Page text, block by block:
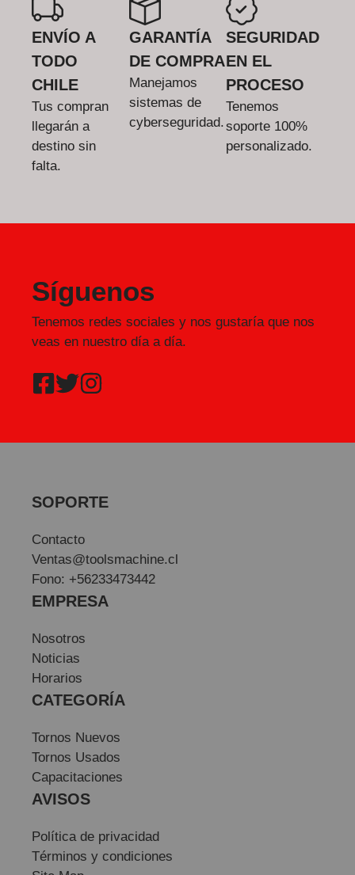
ENVÍO A
TODO
CHILE
Tus compran
llegarán a
destino sin
falta.
GARANTÍA
DE COMPRA
Manejamos
sistemas de
cyberseguridad.
SEGURIDAD
EN EL
PROCESO
Tenemos
soporte 100%
personalizado.
Síguenos
Tenemos redes sociales y nos gustaría que nos
veas en nuestro día a día.
SOPORTE
Contacto
Ventas@toolsmachine.cl
Fono: +56233473442
EMPRESA
Nosotros
Noticias
Horarios
CATEGORÍA
Tornos Nuevos
Tornos Usados
Capacitaciones
AVISOS
Política de privacidad
Términos y condiciones